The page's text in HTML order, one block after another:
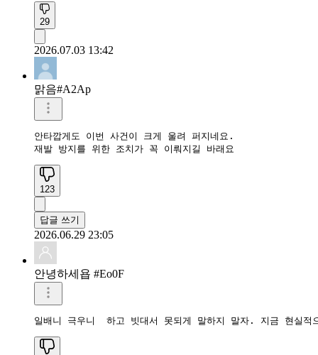
29
2026.07.03 13:42
맑음#A2Ap
안타깝게도 이번 사건이 크게 울려 퍼지네요.
재발 방지를 위한 조치가 꼭 이뤄지길 바래요
123
답글 쓰기
2026.06.29 23:05
안녕하세욥 #Eo0F
일배니 극우니  하고 빗대서 못되게 말하지 말자. 지금 현실적